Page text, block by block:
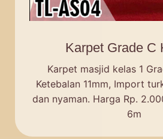
Karpet Grade C
Karpet masjid kelas 1
Ketebalan 11mm, Import
dan nyaman. Harga Rp.
6m